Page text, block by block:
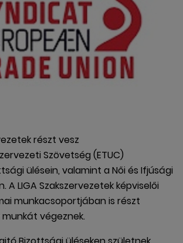
részt vesz
Szövetség (ETUC)
ülésein, valamint a Női és Ifjúsági
A LIGA Szakszervezetek képviselői
munkacsoportjában is részt
végeznek.